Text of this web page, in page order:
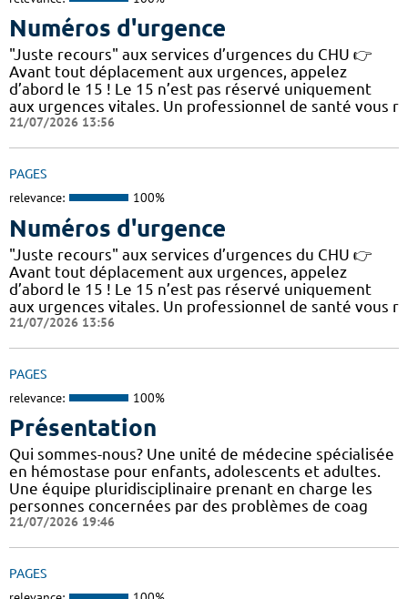
Numéros d'urgence
"Juste recours" aux services d’urgences du CHU 👉
Avant tout déplacement aux urgences, appelez
d’abord le 15 ! Le 15 n’est pas réservé uniquement
aux urgences vitales. Un professionnel de santé vous r
21/07/2026 13:56
PAGES
relevance: 100%
Numéros d'urgence
"Juste recours" aux services d’urgences du CHU 👉
Avant tout déplacement aux urgences, appelez
d’abord le 15 ! Le 15 n’est pas réservé uniquement
aux urgences vitales. Un professionnel de santé vous r
21/07/2026 13:56
PAGES
relevance: 100%
Présentation
Qui sommes-nous? Une unité de médecine spécialisée
en hémostase pour enfants, adolescents et adultes.
Une équipe pluridisciplinaire prenant en charge les
personnes concernées par des problèmes de coag
21/07/2026 19:46
PAGES